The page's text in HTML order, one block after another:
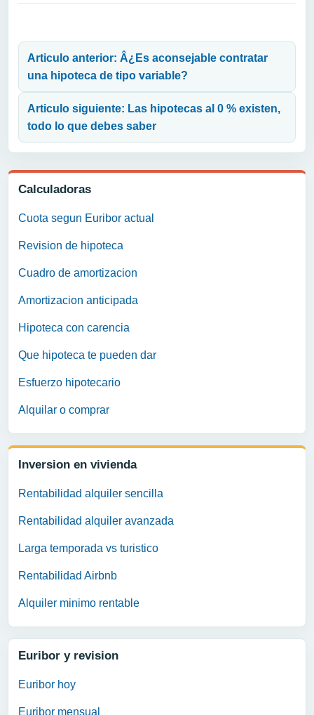
Calculadoras
Cuota segun Euribor actual
Revision de hipoteca
Cuadro de amortizacion
Amortizacion anticipada
Hipoteca con carencia
Que hipoteca te pueden dar
Esfuerzo hipotecario
Alquilar o comprar
Inversion en vivienda
Rentabilidad alquiler sencilla
Rentabilidad alquiler avanzada
Larga temporada vs turistico
Rentabilidad Airbnb
Alquiler minimo rentable
Euribor y revision
Euribor hoy
Euribor mensual
Articulo anterior: Â¿Es aconsejable contratar
una hipoteca de tipo variable?
Articulo siguiente: Las hipotecas al 0 % existen,
todo lo que debes saber